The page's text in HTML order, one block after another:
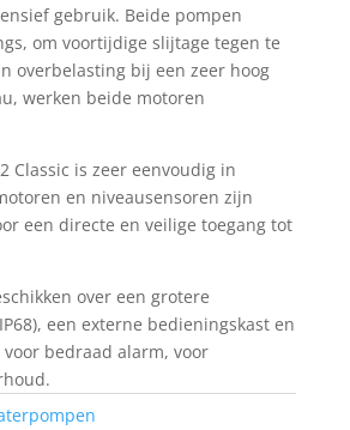
gebruik. Beide pompen
om voortijdige slijtage tegen te
overbelasting bij een zeer hoog
werken beide motoren
Classic is zeer eenvoudig in
en niveausensoren zijn
een directe en veilige toegang tot
over een grotere
een externe bedieningskast en
bedraad alarm, voor